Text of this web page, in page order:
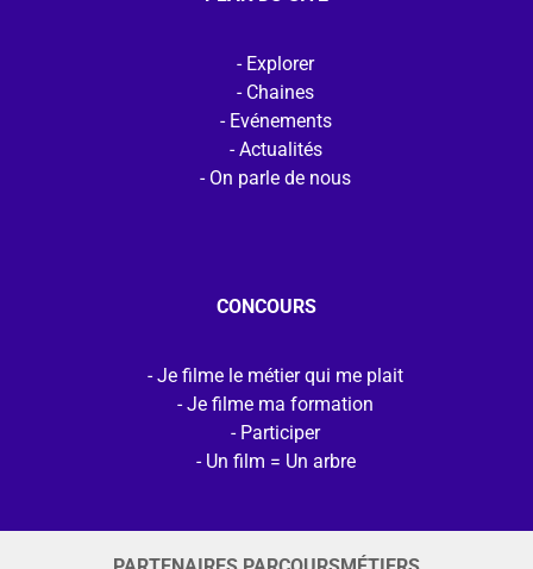
Explorer
Chaines
Evénements
Actualités
On parle de nous
CONCOURS
Je filme le métier qui me plait
Je filme ma formation
Participer
Un film = Un arbre